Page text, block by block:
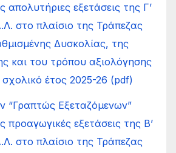
απολυτήριες εξετάσεις της Γ’
στο πλαίσιο της Τράπεζας
Δυσκολίας, της
και του τρόπου αξιολόγησης
έτος 2025-26 (pdf)
“Γραπτώς Εξεταζόμενων”
προαγωγικές εξετάσεις της Β’
στο πλαίσιο της Τράπεζας